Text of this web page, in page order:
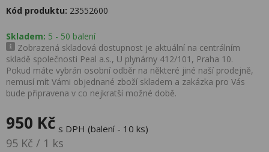
Kód produktu: 23552600
Skladem: 5 - 50 balení
Zobrazená skladová dostupnost je aktuální na centrálním
skladě společnosti Peal a.s., U plynárny 412/101, Praha 10.
Pokud máte vybrán osobní odběr na některé jiné naší prodejně,
nemusí mít Vámi objednané zboží skladem a zakázka pro Vás
bude připravena v co nejkratší možné době.
950 Kč s DPH (balení - 10 ks)
95 Kč / 1 ks